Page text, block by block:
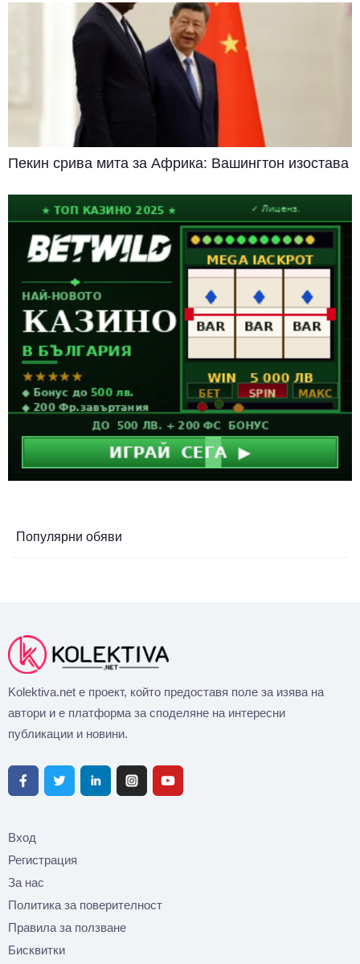
Пекин срива мита за Африка: Вашингтон изостава
Популярни обяви
Kolektiva.net е проект, който предоставя поле за изява на
автори и е платформа за споделяне на интересни
публикации и новини.
Вход
Регистрация
За нас
Политика за поверителност
Правила за ползване
Бисквитки